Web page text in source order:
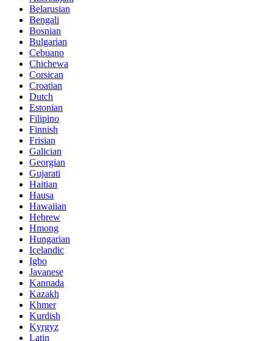
Belarusian
Bengali
Bosnian
Bulgarian
Cebuano
Chichewa
Corsican
Croatian
Dutch
Estonian
Filipino
Finnish
Frisian
Galician
Georgian
Gujarati
Haitian
Hausa
Hawaiian
Hebrew
Hmong
Hungarian
Icelandic
Igbo
Javanese
Kannada
Kazakh
Khmer
Kurdish
Kyrgyz
Latin